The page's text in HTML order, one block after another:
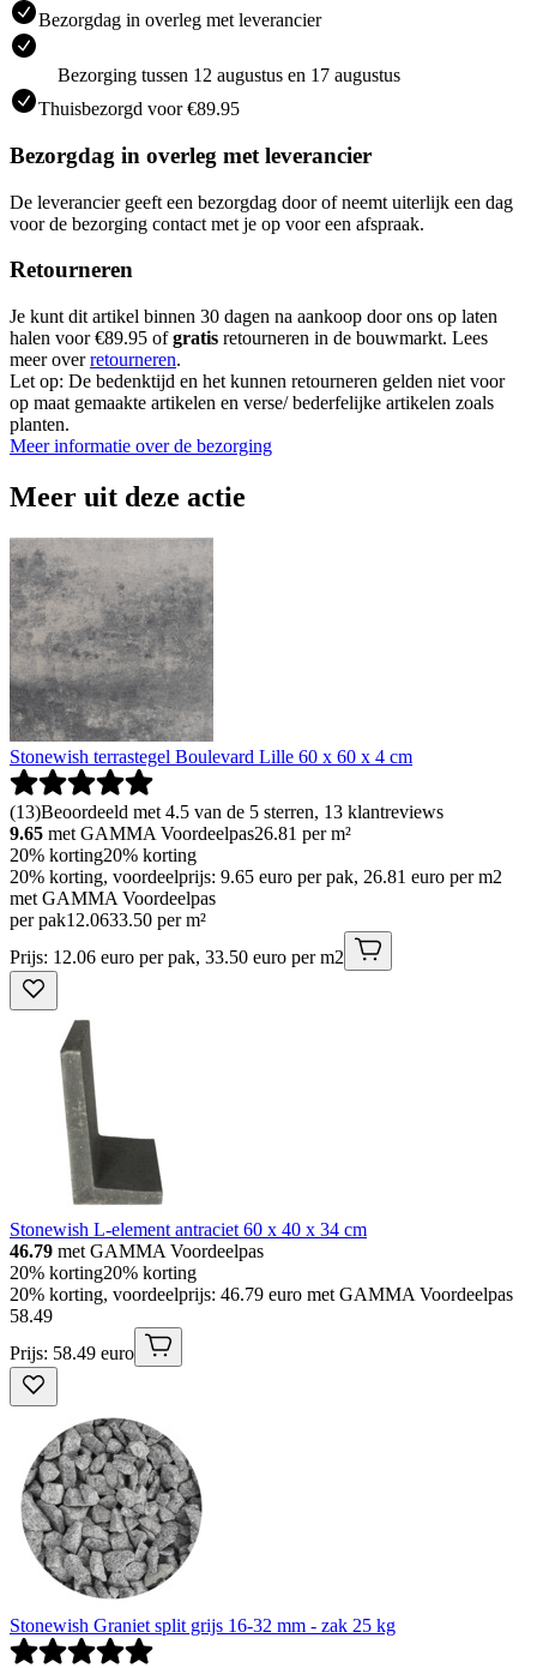
Bezorgdag in overleg met leverancier
Bezorging tussen 12 augustus en 17 augustus
Thuisbezorgd voor €89.95
Bezorgdag in overleg met leverancier
De leverancier geeft een bezorgdag door of neemt uiterlijk een dag
voor de bezorging contact met je op voor een afspraak.
Retourneren
Je kunt dit artikel binnen 30 dagen na aankoop door ons op laten
halen voor €89.95 ofgratis retourneren in de bouwmarkt. Lees
meer overretourneren.
Let op: De bedenktijd en het kunnen retourneren gelden niet voor
op maat gemaakte artikelen en verse/ bederfelijke artikelen zoals
planten.
Meer informatie over de bezorging
Meer uit deze actie
Stonewish terrastegel Boulevard Lille 60 x 60 x 4 cm
(13)Beoordeeld met 4.5 van de 5 sterren, 13 klantreviews
9.65 met GAMMA Voordeelpas26.81 per m²
20% korting20% korting
20% korting, voordeelprijs: 9.65 euro per pak, 26.81 euro per m2
met GAMMA Voordeelpas
per pak12.0633.50 per m²
Prijs: 12.06 euro per pak, 33.50 euro per m2
Stonewish L-element antraciet 60 x 40 x 34 cm
46.79 met GAMMA Voordeelpas
20% korting20% korting
20% korting, voordeelprijs: 46.79 euro met GAMMA Voordeelpas
58.49
Prijs: 58.49 euro
Stonewish Graniet split grijs 16-32 mm - zak 25 kg